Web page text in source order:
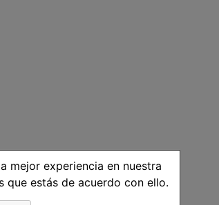
mejor experiencia en nuestra
que estás de acuerdo con ello.